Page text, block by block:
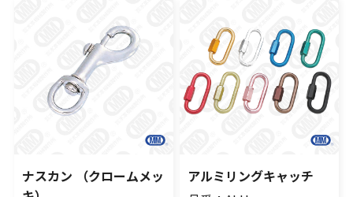
ナスカン （クロームメッ
アルミリングキャッチ